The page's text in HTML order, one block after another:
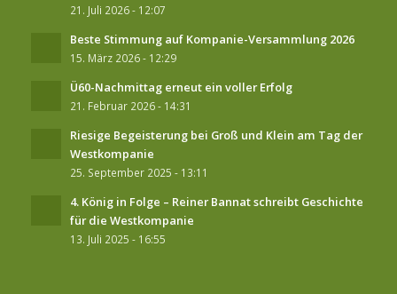
21. Juli 2026 - 12:07
Beste Stimmung auf Kompanie-Versammlung 2026
15. März 2026 - 12:29
Ü60-Nachmittag erneut ein voller Erfolg
21. Februar 2026 - 14:31
Riesige Begeisterung bei Groß und Klein am Tag der
Westkompanie
25. September 2025 - 13:11
4. König in Folge – Reiner Bannat schreibt Geschichte
für die Westkompanie
13. Juli 2025 - 16:55